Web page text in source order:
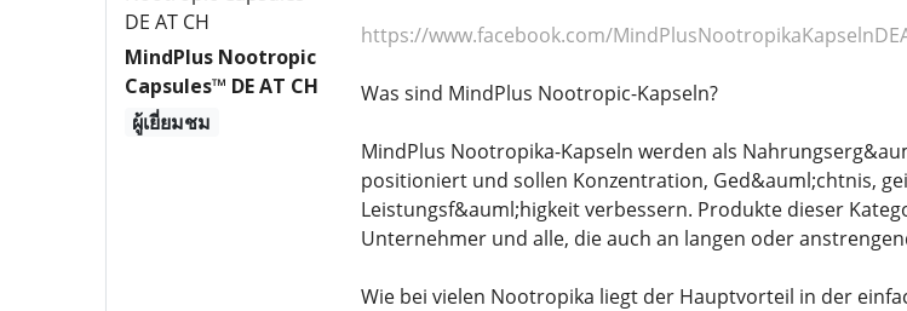
MindPlus Nootropic
Capsules™ DE AT CH
ผู้เยี่ยมชม
https://www.facebook.com/
Was sind MindPlus Nootropic-Kapseln?
MindPlus Nootropika-Kapseln werden als
positioniert und sollen Konzentration, Ged&auml;chtnis,
Leistungsf&auml;higkeit verbessern. Produkte dieser
Unternehmer und alle, die auch an langen oder
Wie bei vielen Nootropika liegt der Hauptvorteil in der